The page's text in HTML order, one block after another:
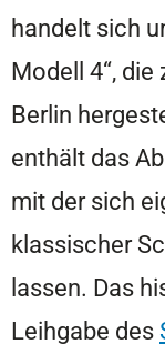
handelt sich
Modell 4“,
Berlin
enthält das
mit der sich
klassischer
lassen. Das
Leihgabe des